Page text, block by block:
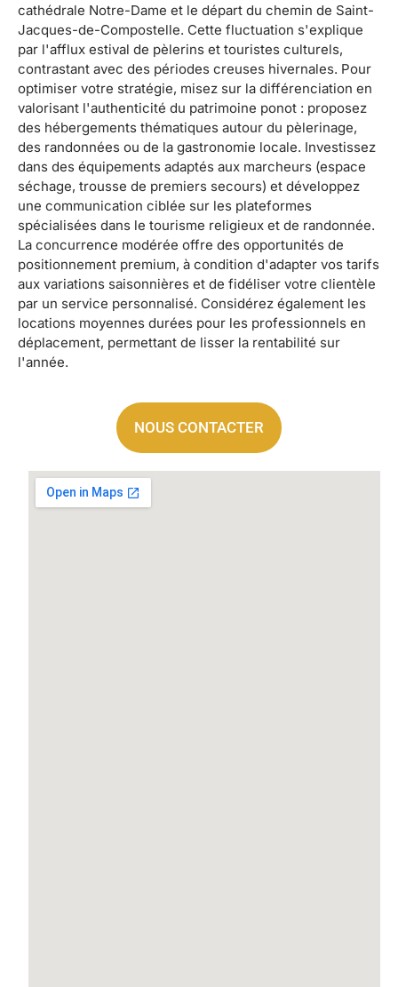
cathédrale Notre-Dame et le départ du chemin de Saint-
Jacques-de-Compostelle. Cette fluctuation s'explique
par l'afflux estival de pèlerins et touristes culturels,
contrastant avec des périodes creuses hivernales. Pour
optimiser votre stratégie, misez sur la différenciation en
valorisant l'authenticité du patrimoine ponot : proposez
des hébergements thématiques autour du pèlerinage,
des randonnées ou de la gastronomie locale. Investissez
dans des équipements adaptés aux marcheurs (espace
séchage, trousse de premiers secours) et développez
une communication ciblée sur les plateformes
spécialisées dans le tourisme religieux et de randonnée.
La concurrence modérée offre des opportunités de
positionnement premium, à condition d'adapter vos tarifs
aux variations saisonnières et de fidéliser votre clientèle
par un service personnalisé. Considérez également les
locations moyennes durées pour les professionnels en
déplacement, permettant de lisser la rentabilité sur
l'année.
NOUS CONTACTER